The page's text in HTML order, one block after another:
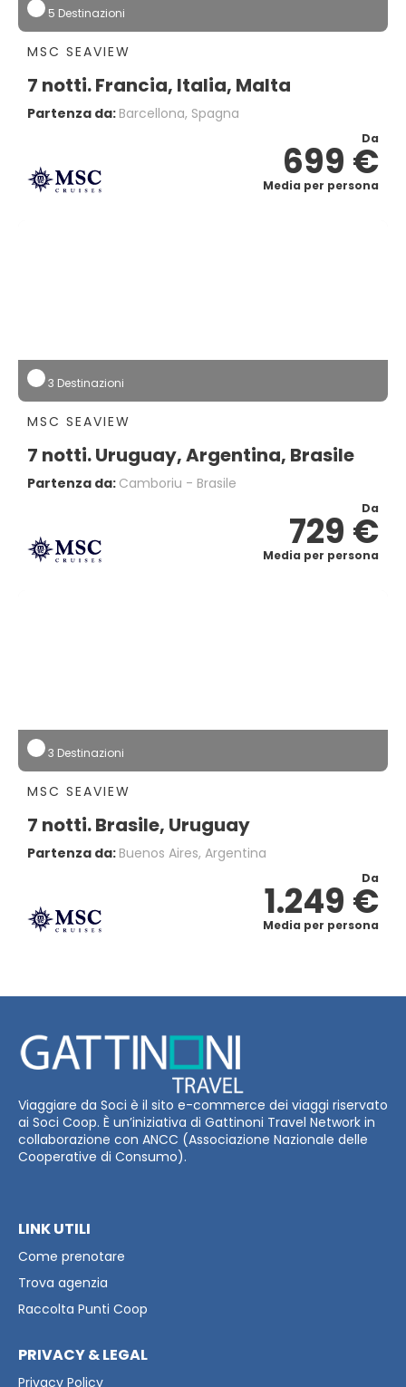
5 Destinazioni
MSC SEAVIEW
7 notti. Francia, Italia, Malta
Partenza da: Barcellona, Spagna
Da
699 €
Media per persona
3 Destinazioni
MSC SEAVIEW
7 notti. Uruguay, Argentina, Brasile
Partenza da: Camboriu - Brasile
Da
729 €
Media per persona
3 Destinazioni
MSC SEAVIEW
7 notti. Brasile, Uruguay
Partenza da: Buenos Aires, Argentina
Da
1.249 €
Media per persona
Viaggiare da Soci è il sito e-commerce dei viaggi riservato
ai Soci Coop. È un’iniziativa di Gattinoni Travel Network in
collaborazione con ANCC (Associazione Nazionale delle
Cooperative di Consumo).
LINK UTILI
Come prenotare
Trova agenzia
Raccolta Punti Coop
PRIVACY & LEGAL
Privacy Policy